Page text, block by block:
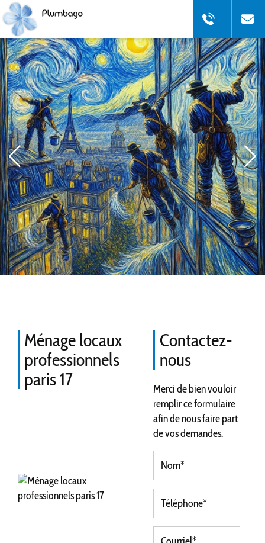
Ménage locaux
professionnels
paris 17
Contactez-
nous
Merci de bien vouloir
remplir ce formulaire
afin de nous faire part
de vos demandes.